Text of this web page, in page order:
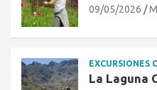
09/05/2026
EXCURSIONES
La Laguna